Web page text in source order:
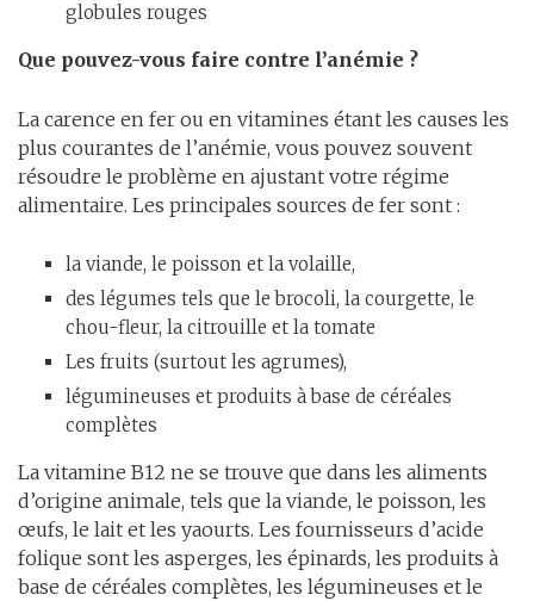
globules rouges
Que pouvez-vous faire contre l’anémie ?
La carence en fer ou en vitamines étant les causes les
plus courantes de l’anémie, vous pouvez souvent
résoudre le problème en ajustant votre régime
alimentaire. Les principales sources de fer sont :
la viande, le poisson et la volaille,
des légumes tels que le brocoli, la courgette, le
chou-fleur, la citrouille et la tomate
Les fruits (surtout les agrumes),
légumineuses et produits à base de céréales
complètes
La vitamine B12 ne se trouve que dans les aliments
d’origine animale, tels que la viande, le poisson, les
œufs, le lait et les yaourts. Les fournisseurs d’acide
folique sont les asperges, les épinards, les produits à
base de céréales complètes, les légumineuses et le